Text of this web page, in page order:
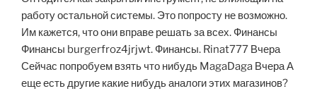
работу остальной системы. Это попросту не возможно.
Им кажется, что они вправе решать за всех. Финансы
Финансы burgerfroz4jrjwt. Финансы. Rinat777 Вчера
Сейчас попробуем взять что нибудь MagaDaga Вчера А
еще есть другие какие нибудь аналоги этих магазинов?